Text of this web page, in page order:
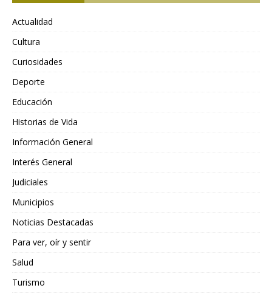
Actualidad
Cultura
Curiosidades
Deporte
Educación
Historias de Vida
Información General
Interés General
Judiciales
Municipios
Noticias Destacadas
Para ver, oír y sentir
Salud
Turismo